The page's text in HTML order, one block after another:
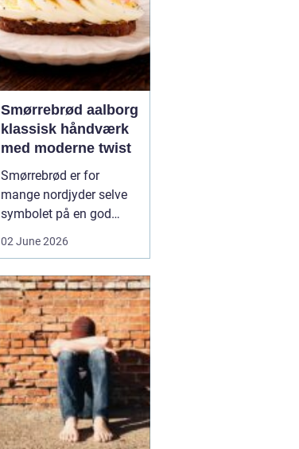
Smørrebrød aalborg
klassisk håndværk
med moderne twist
Smørrebrød er for
mange nordjyder selve
symbolet på en god
der forener tradition og
nytænkning. Her spiller
gode råvarer, lokalt
håndværk og kreativ
anretning sammen, så
du får en...
02 June 2026